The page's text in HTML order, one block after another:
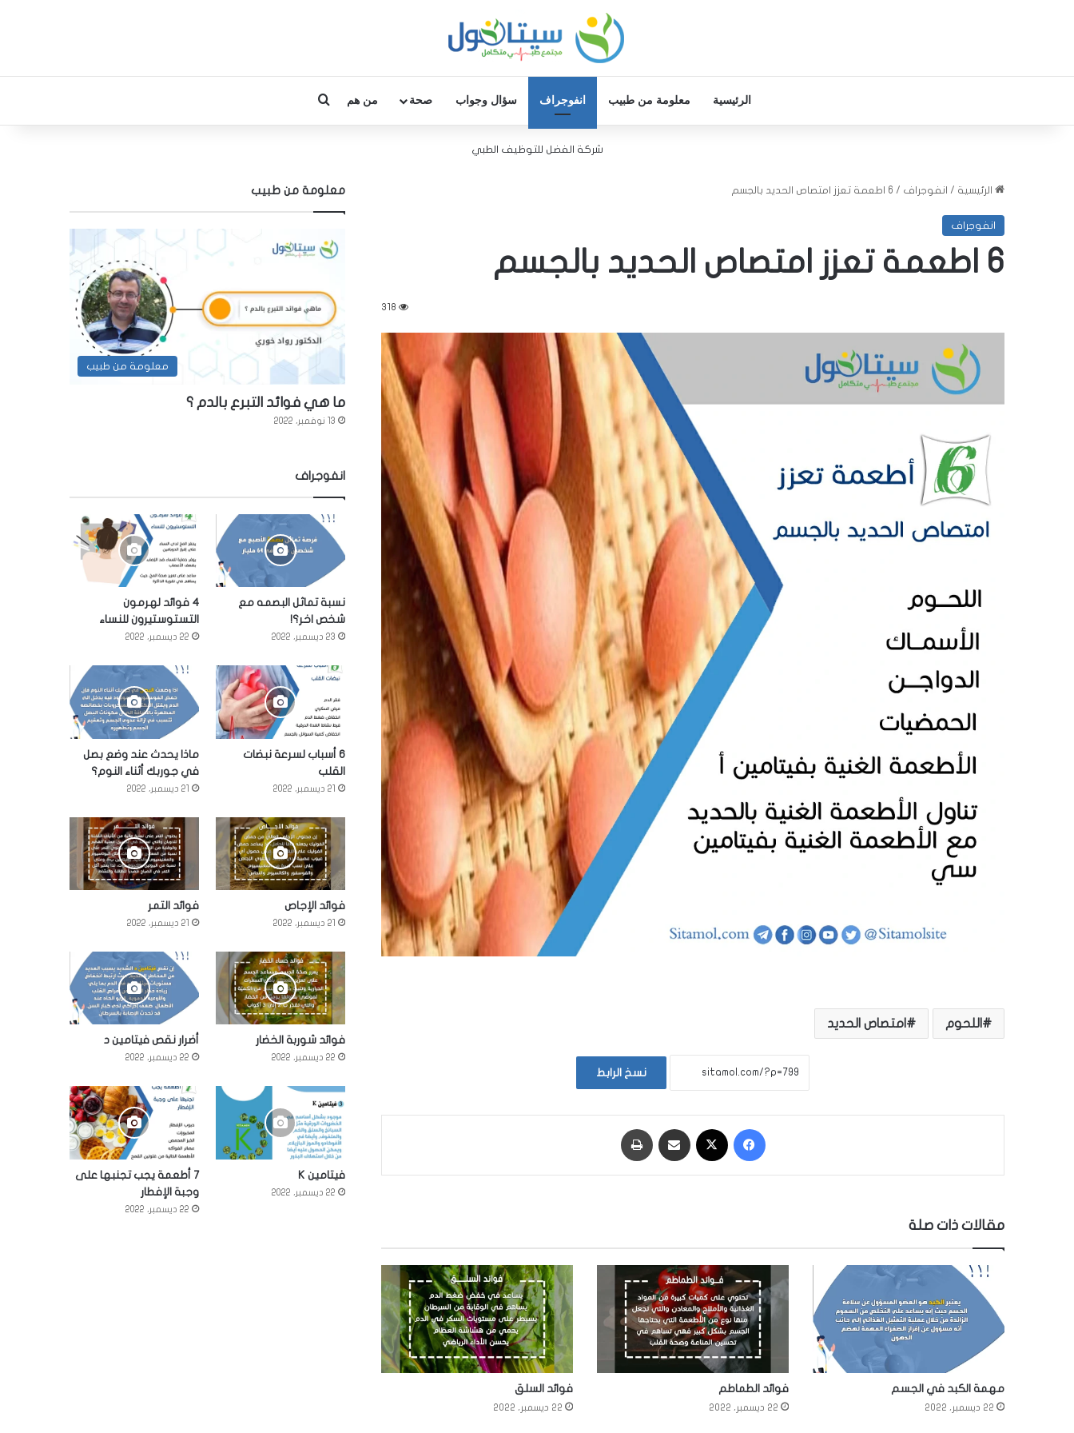
الرئيسية معلومة من طبيب انفوجراف سؤال وجواب صحة من هم
شركة الفضل للتوظيف الطبي
الرئيسية / انفوجراف / 6 اطعمة تعزز امتصاص الحديد بالجسم
انفوجراف
6 اطعمة تعزز امتصاص الحديد بالجسم
318
اللحوم امتصاص الحديد
نسخ الرابط
مقالات ذات صلة
مهمة الكبد في الجسم
22 ديسمبر، 2022
فوائد الطماطم
22 ديسمبر، 2022
فوائد السلق
22 ديسمبر، 2022
معلومة من طبيب
معلومة من طبيب
ما هي فوائد التبرع بالدم ؟
13 نوفمبر، 2022
انفوجراف
نسبة تماثل البصمه مع
شخص اخر؟!
23 ديسمبر، 2022
4 فوائد لهرمون
التستوستيرون للنساء
22 ديسمبر، 2022
6 أسباب لسرعة نبضات
القلب
21 ديسمبر، 2022
ماذا يحدث عند وضع بصل
في جوربك أثناء النوم؟
21 ديسمبر، 2022
فوائد الإجاص
21 ديسمبر، 2022
فوائد التمر
21 ديسمبر، 2022
فوائد شوربة الخضار
22 ديسمبر، 2022
أضرار نقص فيتامين د
22 ديسمبر، 2022
فيتامين K
22 ديسمبر، 2022
7 أطعمة يجب تجنبها على
وجبة الإفطار
22 ديسمبر، 2022